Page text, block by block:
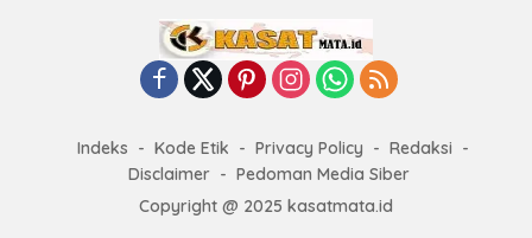
Indeks Kode Etik Privacy Policy
Redaksi
Disclaimer
Pedoman Media Siber
Copyright @ 2025 kasatmata.id